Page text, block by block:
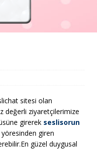
sitesi olan
değerli ziyaretçilerimize
girerek seslisorun
yöresinden giren
güzel duygusal